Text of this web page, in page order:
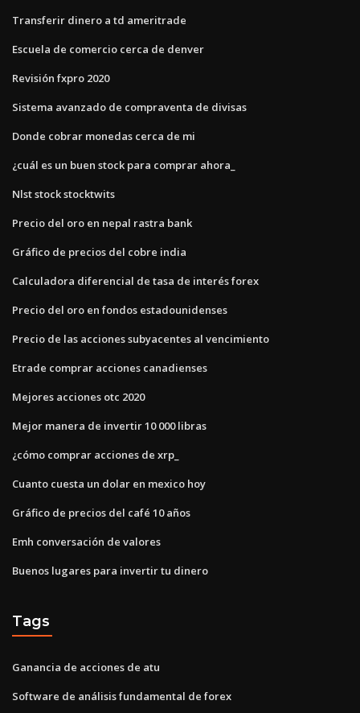
Transferir dinero a td ameritrade
Escuela de comercio cerca de denver
Revisión fxpro 2020
Sistema avanzado de compraventa de divisas
Donde cobrar monedas cerca de mi
¿cuál es un buen stock para comprar ahora_
Nlst stock stocktwits
Precio del oro en nepal rastra bank
Gráfico de precios del cobre india
Calculadora diferencial de tasa de interés forex
Precio del oro en fondos estadounidenses
Precio de las acciones subyacentes al vencimiento
Etrade comprar acciones canadienses
Mejores acciones otc 2020
Mejor manera de invertir 10 000 libras
¿cómo comprar acciones de xrp_
Cuanto cuesta un dolar en mexico hoy
Gráfico de precios del café 10 años
Emh conversación de valores
Buenos lugares para invertir tu dinero
Tags
Ganancia de acciones de atu
Software de análisis fundamental de forex